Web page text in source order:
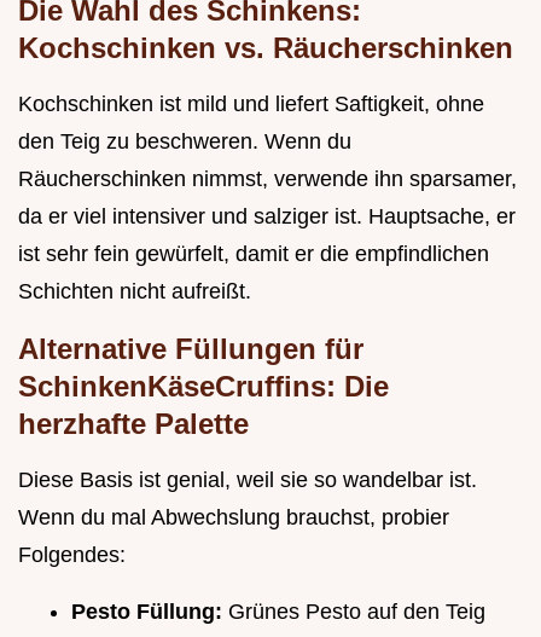
Die Wahl des Schinkens:
Kochschinken vs. Räucherschinken
Kochschinken ist mild und liefert Saftigkeit, ohne
den Teig zu beschweren. Wenn du
Räucherschinken nimmst, verwende ihn sparsamer,
da er viel intensiver und salziger ist. Hauptsache, er
ist sehr fein gewürfelt, damit er die empfindlichen
Schichten nicht aufreißt.
Alternative Füllungen für
SchinkenKäseCruffins: Die
herzhafte Palette
Diese Basis ist genial, weil sie so wandelbar ist.
Wenn du mal Abwechslung brauchst, probier
Folgendes:
Pesto Füllung: Grünes Pesto auf den Teig